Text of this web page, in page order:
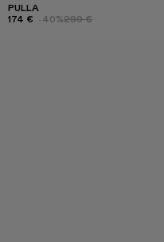
PULLA
174 € -40%290 €